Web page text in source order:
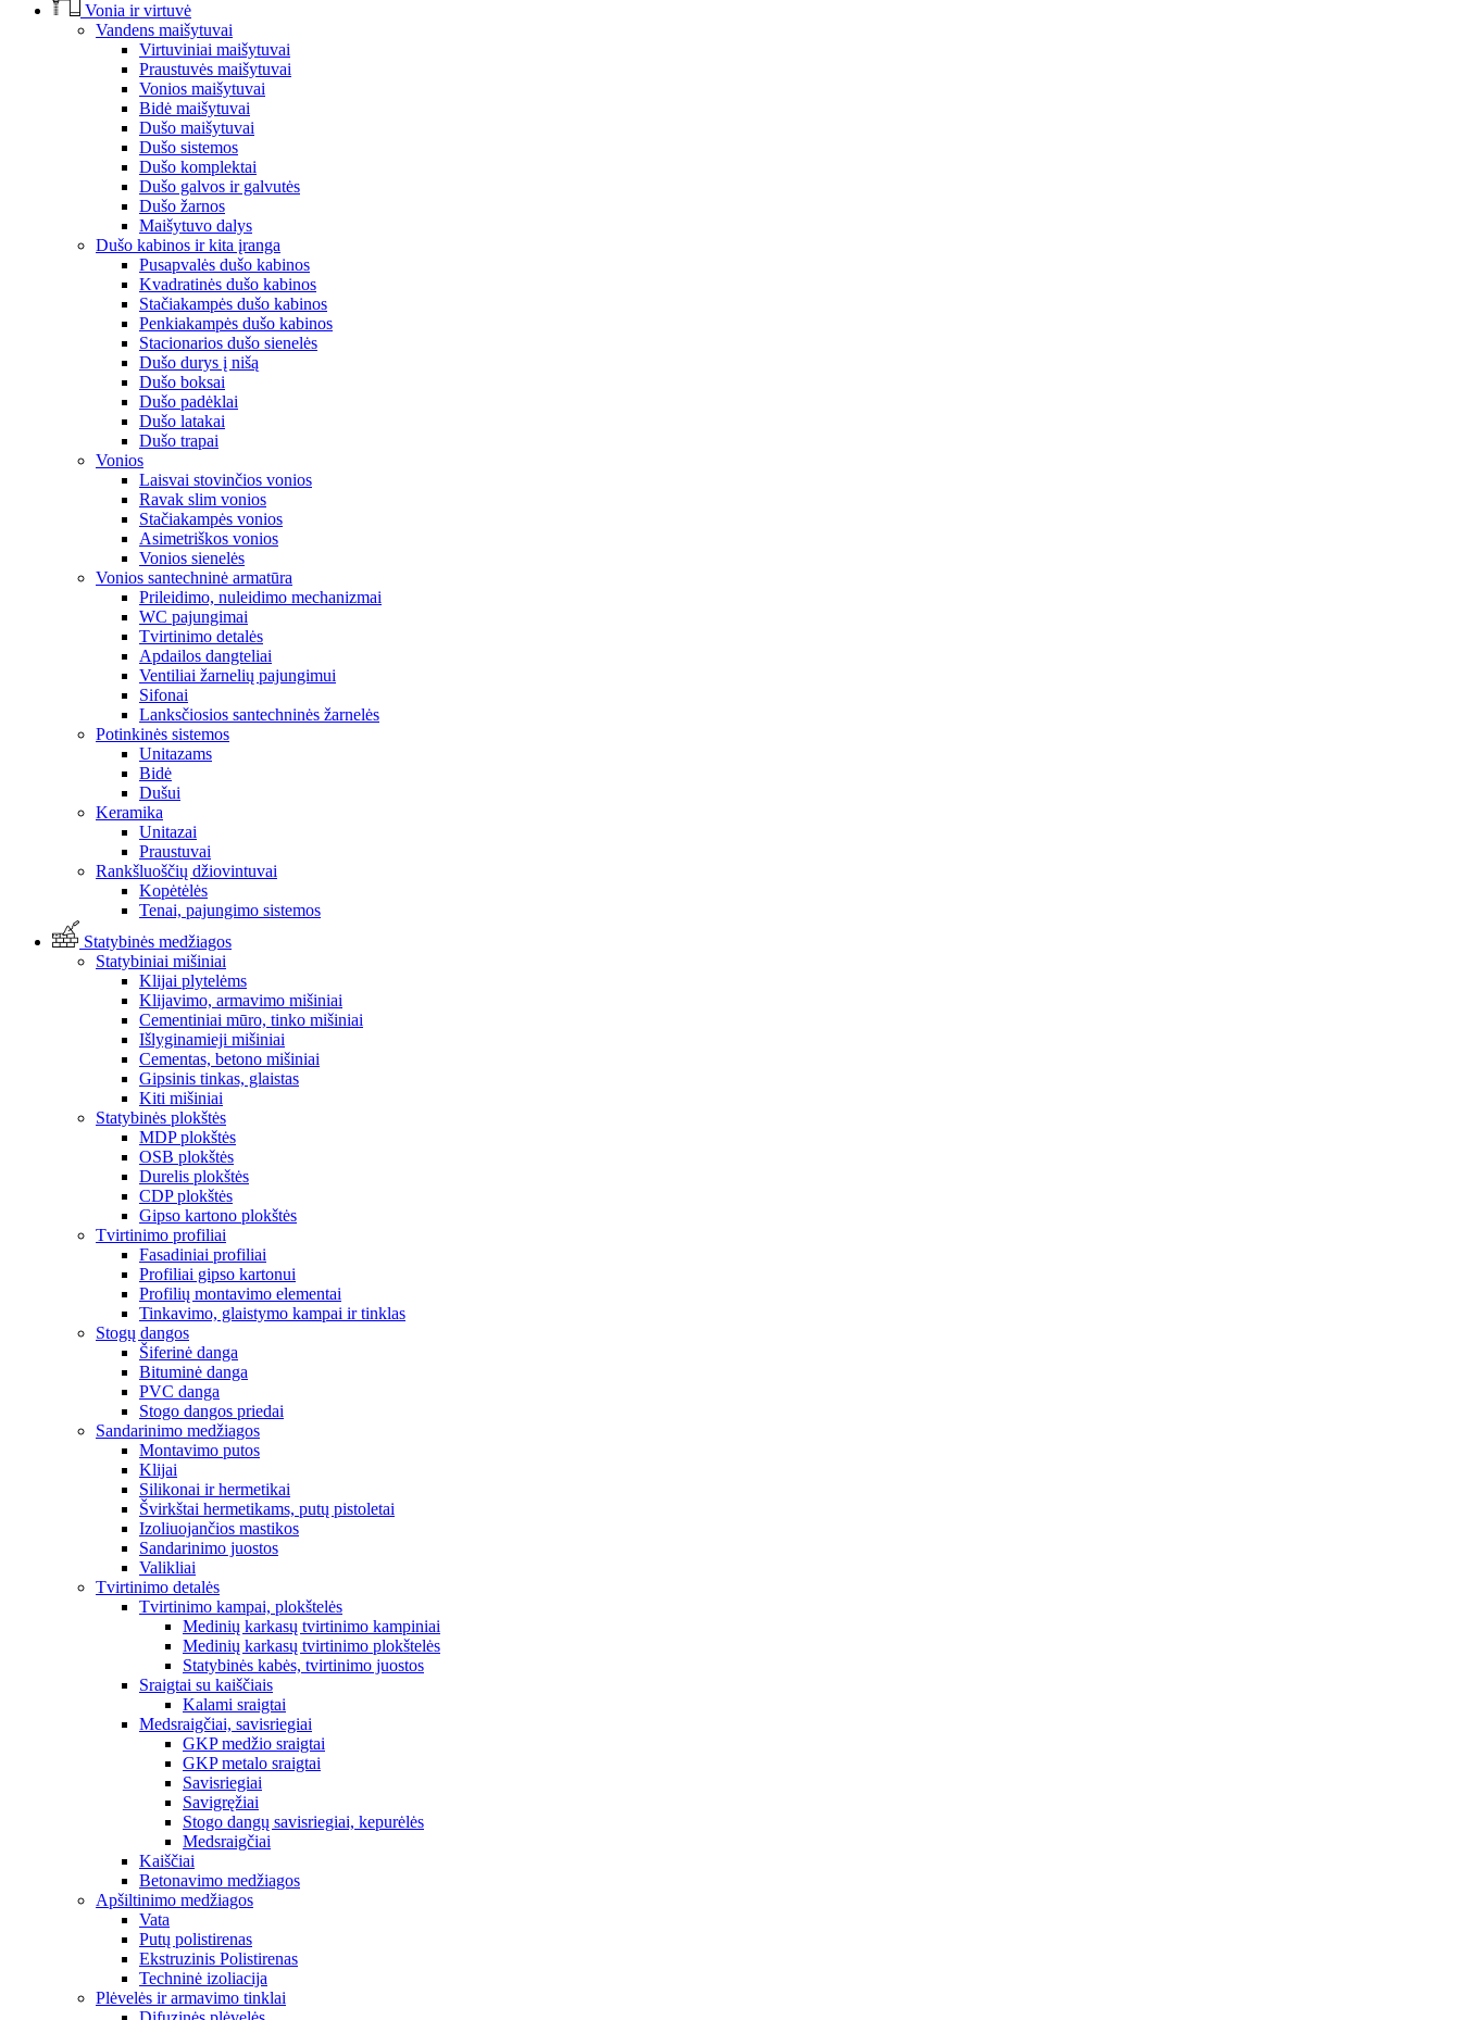
Vonia ir virtuvė
Vandens maišytuvai
Virtuviniai maišytuvai
Praustuvės maišytuvai
Vonios maišytuvai
Bidė maišytuvai
Dušo maišytuvai
Dušo sistemos
Dušo komplektai
Dušo galvos ir galvutės
Dušo žarnos
Maišytuvo dalys
Dušo kabinos ir kita įranga
Pusapvalės dušo kabinos
Kvadratinės dušo kabinos
Stačiakampės dušo kabinos
Penkiakampės dušo kabinos
Stacionarios dušo sienelės
Dušo durys į nišą
Dušo boksai
Dušo padėklai
Dušo latakai
Dušo trapai
Vonios
Laisvai stovinčios vonios
Ravak slim vonios
Stačiakampės vonios
Asimetriškos vonios
Vonios sienelės
Vonios santechninė armatūra
Prileidimo, nuleidimo mechanizmai
WC pajungimai
Tvirtinimo detalės
Apdailos dangteliai
Ventiliai žarnelių pajungimui
Sifonai
Lanksčiosios santechninės žarnelės
Potinkinės sistemos
Unitazams
Bidė
Dušui
Keramika
Unitazai
Praustuvai
Rankšluoščių džiovintuvai
Kopėtėlės
Tenai, pajungimo sistemos
Statybinės medžiagos
Statybiniai mišiniai
Klijai plytelėms
Klijavimo, armavimo mišiniai
Cementiniai mūro, tinko mišiniai
Išlyginamieji mišiniai
Cementas, betono mišiniai
Gipsinis tinkas, glaistas
Kiti mišiniai
Statybinės plokštės
MDP plokštės
OSB plokštės
Durelis plokštės
CDP plokštės
Gipso kartono plokštės
Tvirtinimo profiliai
Fasadiniai profiliai
Profiliai gipso kartonui
Profilių montavimo elementai
Tinkavimo, glaistymo kampai ir tinklas
Stogų dangos
Šiferinė danga
Bituminė danga
PVC danga
Stogo dangos priedai
Sandarinimo medžiagos
Montavimo putos
Klijai
Silikonai ir hermetikai
Švirkštai hermetikams, putų pistoletai
Izoliuojančios mastikos
Sandarinimo juostos
Valikliai
Tvirtinimo detalės
Tvirtinimo kampai, plokštelės
Medinių karkasų tvirtinimo kampiniai
Medinių karkasų tvirtinimo plokštelės
Statybinės kabės, tvirtinimo juostos
Sraigtai su kaiščiais
Kalami sraigtai
Medsraigčiai, savisriegiai
GKP medžio sraigtai
GKP metalo sraigtai
Savisriegiai
Savigręžiai
Stogo dangų savisriegiai, kepurėlės
Medsraigčiai
Kaiščiai
Betonavimo medžiagos
Apšiltinimo medžiagos
Vata
Putų polistirenas
Ekstruzinis Polistirenas
Techninė izoliacija
Plėvelės ir armavimo tinklai